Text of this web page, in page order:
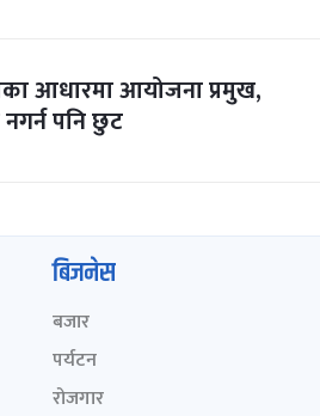
आधारमा आयोजना प्रमुख,
पनि छुट
बिजनेस
बजार
पर्यटन
रोजगार